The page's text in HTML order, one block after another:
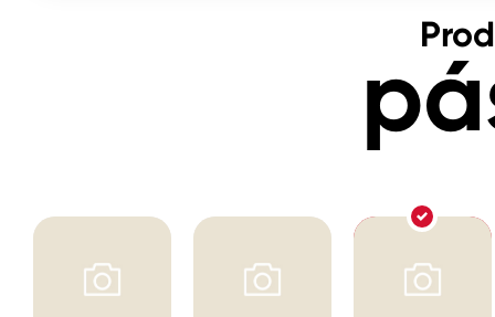
Beton, asfalt, minerální
Stěny